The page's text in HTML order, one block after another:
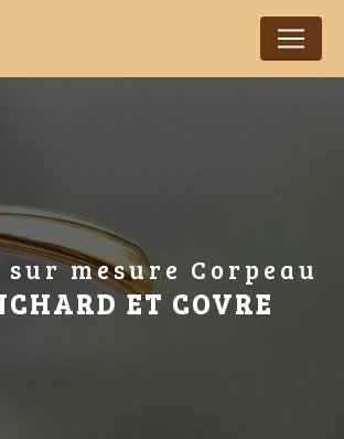
sur mesure Corpeau
ET COVRE